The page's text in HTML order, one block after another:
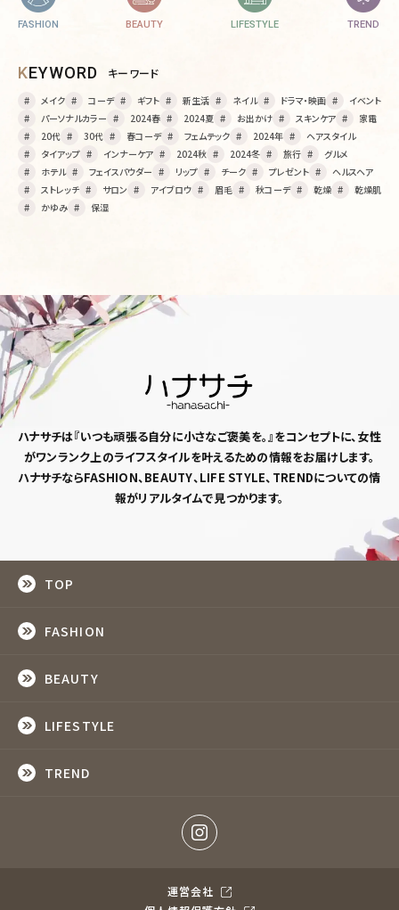
FASHION BEAUTY LIFESTYLE TREND
KEYWORD キーワード
メイク コーデ ギフト 新生活 ネイル ドラマ・映画
イベント
パーソナルカラー
2024春 2024夏 お出かけ スキンケア
家電
20代
30代 春コーデ フェムテック 2024年
ヘアスタイル
タイアップ
インナーケア 2024秋 2024冬 旅行
グルメ
ホテル
フェイスパウダー リップ チーク プレゼント
ヘルスヘア
ストレッチ
サロン アイブロウ 眉毛 秋コーデ 乾燥
乾燥肌
かゆみ
保湿
ハナサチは『いつも頑張る自分に小さなご褒美を。』をコンセプトに、女性
がワンランク上のライフスタイルを叶えるための情報をお届けします。
ハナサチならFASHION、BEAUTY、LIFE STYLE、TRENDについての情
報がリアルタイムで見つかります。
TOP
FASHION
BEAUTY
LIFESTYLE
TREND
運営会社